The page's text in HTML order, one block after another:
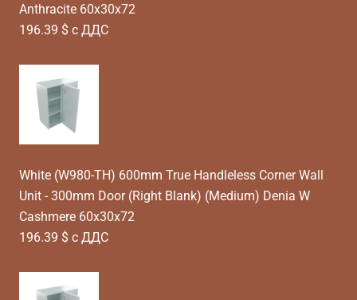
Anthracite 60x30x72
196.39 $ с ДДС
White (W980-TH) 600mm True Handleless Corner Wall
Unit - 300mm Door (Right Blank) (Medium) Denia W
Cashmere 60x30x72
196.39 $ с ДДС